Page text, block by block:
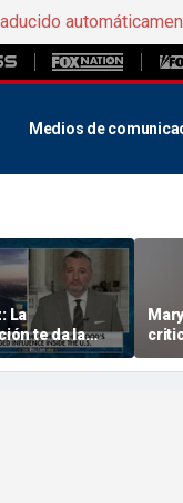
Medios de
La
te da la